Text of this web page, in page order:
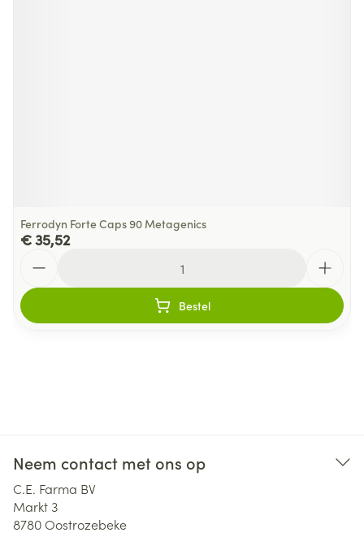
Ferrodyn Forte Caps 90 Metagenics
€ 35,52
Bestel
Neem contact met ons op
C.E. Farma BV
Markt 3
8780Oostrozebeke